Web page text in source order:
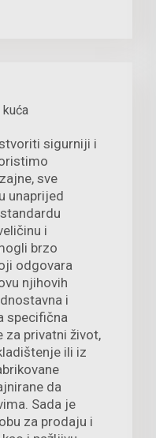
kuća
sigurniji i
sve
unaprijed
i
brzo
odgovara
njihovih
i
specifična
za privatni život,
ili iz
da
Sada je
za prodaju i